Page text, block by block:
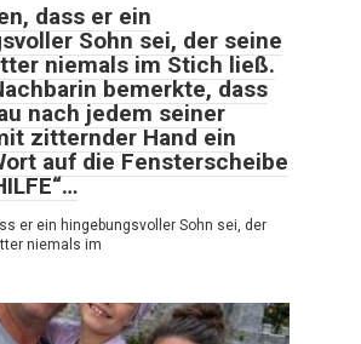
dass er ein
Sohn sei, der seine
niemals im Stich ließ.
bemerkte, dass
nach jedem seiner
zitternder Hand ein
auf die Fensterscheibe
er ein hingebungsvoller Sohn sei, der
niemals im